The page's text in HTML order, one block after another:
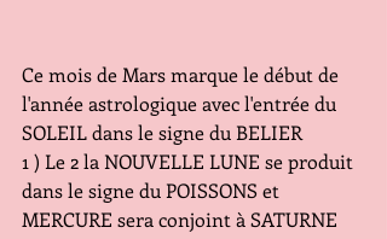
Ce mois de Mars marque le début de
l'année astrologique avec l'entrée du
SOLEIL dans le signe du BELIER
1 ) Le 2 la NOUVELLE LUNE se produit
dans le signe du POISSONS et
MERCURE sera conjoint à SATURNE